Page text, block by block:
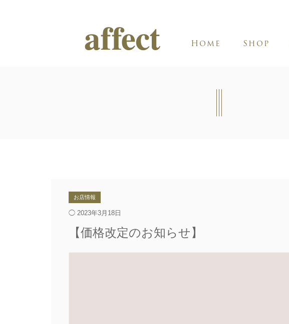
Home Shop
お店情報
◯ 2023年3月18日
【価格改定のお知らせ】